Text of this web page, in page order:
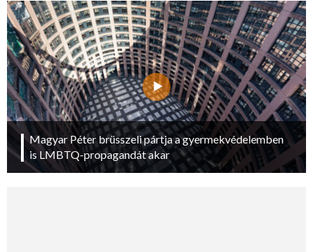
Magyar Péter brüsszeli pártja a gyermekvédelemben
is LMBTQ-propagandát akar